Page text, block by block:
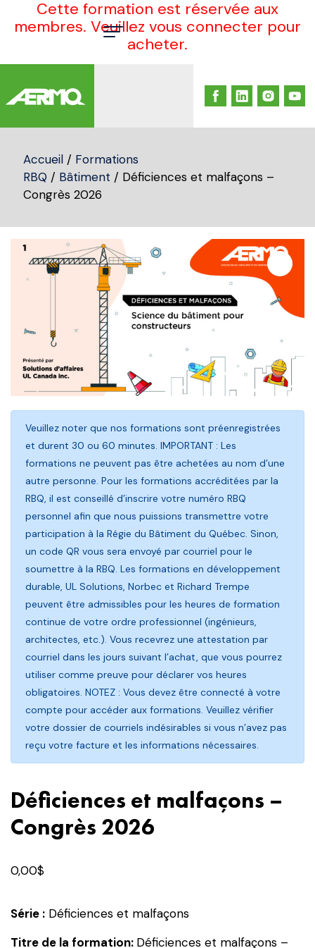
Cette formation est réservée aux
membres. Veuillez vous connecter pour
acheter.
content
Accueil / Formations
RBQ / Bâtiment / Déficiences et malfaçons –
Congrès 2026
Veuillez noter que nos formations sont préenregistrées
et durent 30 ou 60 minutes. IMPORTANT : Les
formations ne peuvent pas être achetées au nom d’une
autre personne. Pour les formations accréditées par la
RBQ, il est conseillé d’inscrire votre numéro RBQ
personnel afin que nous puissions transmettre votre
participation à la Régie du Bâtiment du Québec. Sinon,
un code QR vous sera envoyé par courriel pour le
soumettre à la RBQ. Les formations en développement
durable, UL Solutions, Norbec et Richard Trempe
peuvent être admissibles pour les heures de formation
continue de votre ordre professionnel (ingénieurs,
architectes, etc.). Vous recevrez une attestation par
courriel dans les jours suivant l’achat, que vous pourrez
utiliser comme preuve pour déclarer vos heures
obligatoires. NOTEZ : Vous devez être connecté à votre
compte pour accéder aux formations. Veuillez vérifier
votre dossier de courriels indésirables si vous n’avez pas
reçu votre facture et les informations nécessaires.
Déficiences et malfaçons –
Congrès 2026
0,00$
Série : Déficiences et malfaçons
Titre de la formation: Déficiences et malfaçons –